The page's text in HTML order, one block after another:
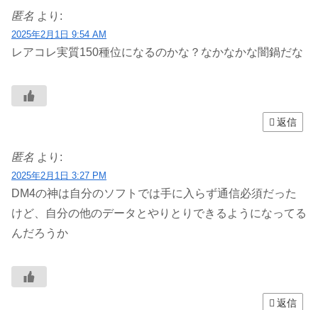
匿名 より:
2025年2月1日 9:54 AM
レアコレ実質150種位になるのかな？なかなかな闇鍋だな
返信
匿名 より:
2025年2月1日 3:27 PM
DM4の神は自分のソフトでは手に入らず通信必須だった
けど、自分の他のデータとやりとりできるようになってる
んだろうか
返信